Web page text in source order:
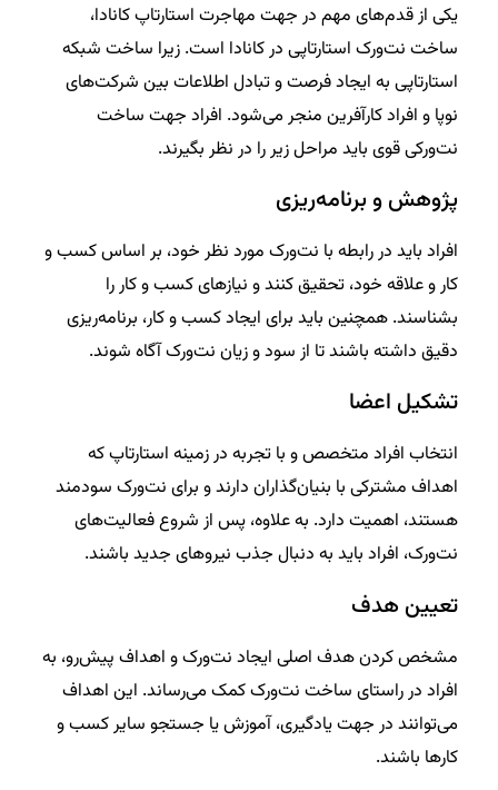
یکی از قدم‌های مهم در جهت مهاجرت استارتاپ کانادا،
ساخت نت‌ورک استارتاپی در کانادا است. زیرا ساخت شبکه
استارتاپی به ایجاد فرصت و تبادل اطلاعات بین شرکت‌های
نوپا و افراد کارآفرین منجر می‌شود. افراد جهت ساخت
نت‌ورکی قوی باید مراحل زیر را در نظر بگیرند.
پژوهش و برنامه‌ریزی
افراد باید در رابطه با نت‌ورک مورد نظر خود، بر اساس کسب و
کار و علاقه خود، تحقیق کنند و نیازهای کسب و کار را
بشناسند. همچنین باید برای ایجاد کسب و کار، برنامه‌ریزی
دقیق داشته باشند تا از سود و زیان نت‌ورک آگاه شوند.
تشکیل اعضا
انتخاب افراد متخصص و با تجربه در زمینه استارتاپ که
اهداف مشترکی با بنیان‌گذاران دارند و برای نت‌ورک سودمند
هستند، اهمیت دارد. به علاوه، پس از شروع فعالیت‌های
نت‌ورک، افراد باید به دنبال جذب نیروهای جدید باشند.
تعیین هدف
مشخص کردن هدف اصلی ایجاد نت‌ورک و اهداف پیش‌رو، به
افراد در راستای ساخت نت‌ورک کمک می‌رساند. این اهداف
می‌توانند در جهت یادگیری، آموزش یا جستجو سایر کسب و
کارها باشند.